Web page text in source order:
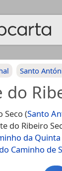
Santo
do
Seco (Santo
do Ribeiro
da
Caminho de